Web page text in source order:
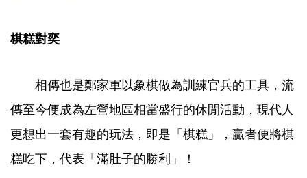
棋糕對奕
相傳也是鄭家軍以象棋做為訓練官兵的工具，流
傳至今便成為左營地區相當盛行的休閒活動，現代人
更想出一套有趣的玩法，即是「棋糕」，贏者便將棋
糕吃下，代表「滿肚子的勝利」！